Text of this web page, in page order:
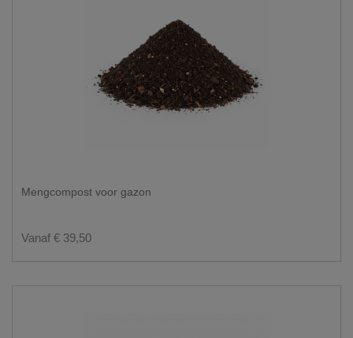
Mengcompost voor gazon
Vanaf € 39,50